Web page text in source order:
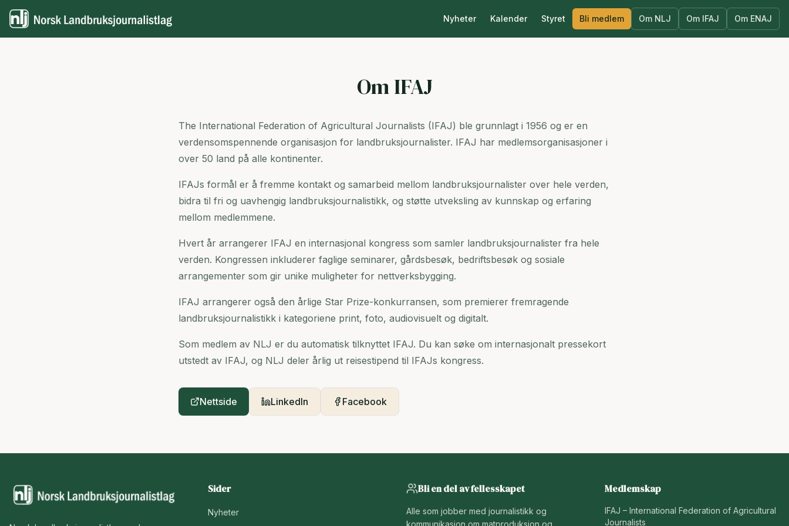
Nyheter Kalender Styret Bli medlem Om NLJ Om IFAJ Om ENAJ
Om IFAJ
The International Federation of Agricultural Journalists (IFAJ) ble grunnlagt i 1956 og er en
verdensomspennende organisasjon for landbruksjournalister. IFAJ har medlemsorganisasjoner i
over 50 land på alle kontinenter.
IFAJs formål er å fremme kontakt og samarbeid mellom landbruksjournalister over hele verden,
bidra til fri og uavhengig landbruksjournalistikk, og støtte utveksling av kunnskap og erfaring
mellom medlemmene.
Hvert år arrangerer IFAJ en internasjonal kongress som samler landbruksjournalister fra hele
verden. Kongressen inkluderer faglige seminarer, gårdsbesøk, bedriftsbesøk og sosiale
arrangementer som gir unike muligheter for nettverksbygging.
IFAJ arrangerer også den årlige Star Prize-konkurransen, som premierer fremragende
landbruksjournalistikk i kategoriene print, foto, audiovisuelt og digitalt.
Som medlem av NLJ er du automatisk tilknyttet IFAJ. Du kan søke om internasjonalt pressekort
utstedt av IFAJ, og NLJ deler årlig ut reisestipend til IFAJs kongress.
Nettside LinkedIn Facebook
Sider
Nyheter
Bli en del av fellesskapet
Alle som jobber med journalistikk og
kommunikasjon om matproduksjon og
Medlemskap
IFAJ – International Federation of Agricultural
Journalists